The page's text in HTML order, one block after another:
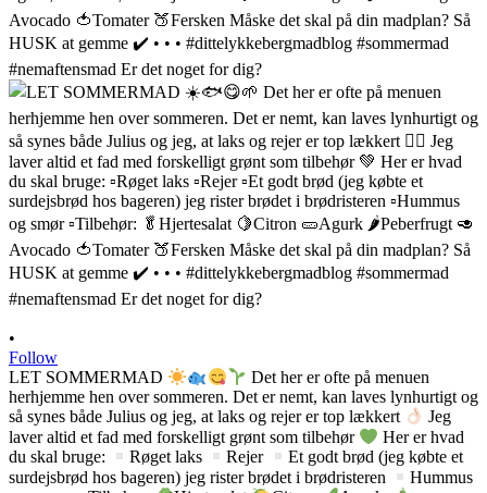
•
Follow
LET SOMMERMAD
Det her er ofte på menuen
herhjemme hen over sommeren. Det er nemt, kan laves lynhurtigt og
så synes både Julius og jeg, at laks og rejer er top lækkert
Jeg
laver altid et fad med forskelligt grønt som tilbehør
Her er hvad
du skal bruge:
Røget laks Rejer
Et godt brød (jeg købte et
surdejsbrød hos bageren) jeg rister brødet i brødristeren
Hummus